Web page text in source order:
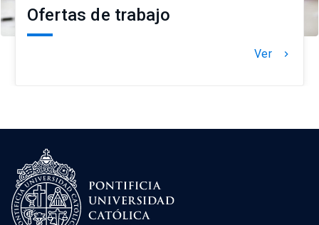
Ofertas de trabajo
Ver keyboard_arrow_right